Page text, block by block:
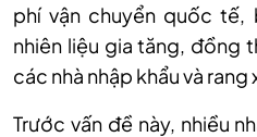
phí vận chuyển quốc tế,
nhiên liệu gia tăng, đồng
các nhà nhập khẩu và rang
Trước vấn đề này, nhiều